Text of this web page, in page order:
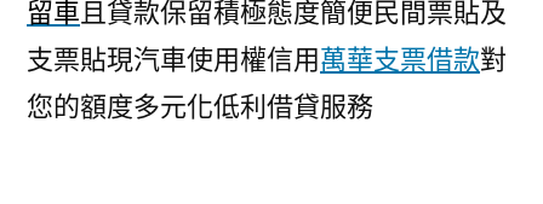
留車且貸款保留積極態度簡便民間票貼及
支票貼現汽車使用權信用萬華支票借款對
您的額度多元化低利借貸服務